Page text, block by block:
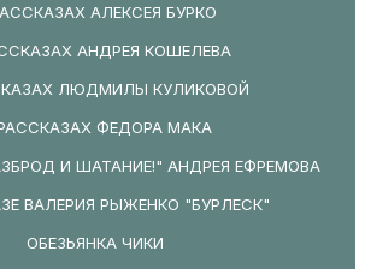
АЛЕКСЕЯ БУРКО
АНДРЕЯ КОШЕЛЕВА
ЛЮДМИЛЫ КУЛИКОВОЙ
ФЕДОРА МАКА
И ШАТАНИЕ!" АНДРЕЯ ЕФРЕМОВА
ВАЛЕРИЯ РЫЖЕНКО "БУРЛЕСК"
ОБЕЗЬЯНКА ЧИКИ